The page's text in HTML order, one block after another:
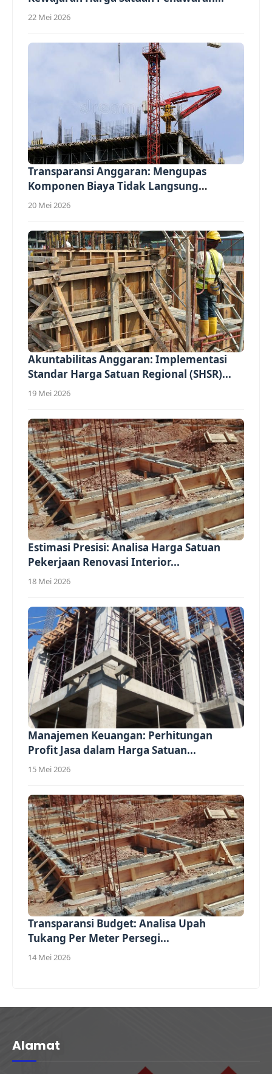
22 Mei 2026
Transparansi Anggaran: Mengupas
Komponen Biaya Tidak Langsung
(Overhead)...
20 Mei 2026
Akuntabilitas Anggaran: Implementasi
Standar Harga Satuan Regional (SHSR)...
19 Mei 2026
Estimasi Presisi: Analisa Harga Satuan
Pekerjaan Renovasi Interior...
18 Mei 2026
Manajemen Keuangan: Perhitungan
Profit Jasa dalam Harga Satuan...
15 Mei 2026
Transparansi Budget: Analisa Upah
Tukang Per Meter Persegi...
14 Mei 2026
Alamat